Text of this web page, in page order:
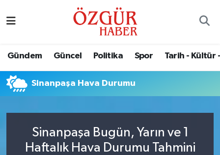
Gündem Güncel Politika Spor Tarih - Kültür
Sinanpaşa Hava Durumu
Sinanpaşa Bugün, Yarın ve 1
Haftalık Hava Durumu Tahmini
Eğitim
Ekonomi
Güncel
Nöbetçi Eczaneler
Namaz Vakitleri
Trafik Durumu
Süper Lig Puan Durumu ve Fikstür